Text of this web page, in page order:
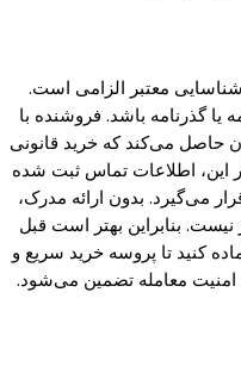
معتبر الزامی است.
گذرنامه باشد. فروشنده با
حاصل می‌کند که خرید قانونی
این، اطلاعات تماس ثبت شده
می‌گیرد. بدون ارائه مدرک،
نیست. بنابراین بهتر است قبل
کنید تا پروسه خرید سریع و
امنیت معامله تضمین می‌شود.